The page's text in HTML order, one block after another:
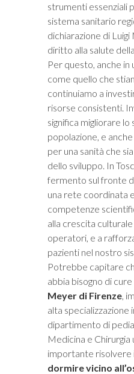
strumenti essenziali
sistema sanitario
dichiarazione di
diritto alla salute
Per questo, anche in
come quello che
continuiamo a
risorse consistenti.
significa migliorare
popolazione, e
per una sanità che
dello sviluppo. In
fermento sul fronte
una rete coordinata
competenze
alla crescita
operatori, e a
pazienti nel nostro
Potrebbe capitare
abbia bisogno di cure
Meyer di Firenze,
alta specializzazione
dipartimento di
Medicina e Chirurgia
importante risolvere
dormire vicino